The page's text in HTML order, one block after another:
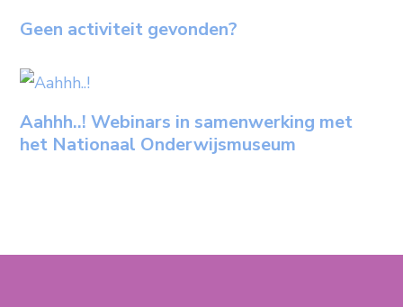
Geen activiteit gevonden?
Aahhh..! Webinars in samenwerking met
het Nationaal Onderwijsmuseum